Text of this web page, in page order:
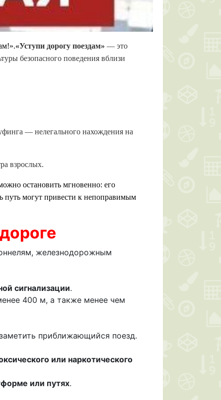
«Уступи дорогу поездам» — это
безопасного поведения вблизи
— нелегального нахождения на
взрослых.
остановить мгновенно: его
путь могут привести к непоправимым
железнодорожным
сигнализации.
400 м, а также менее чем
приближающийся поезд.
или наркотического
или путях.